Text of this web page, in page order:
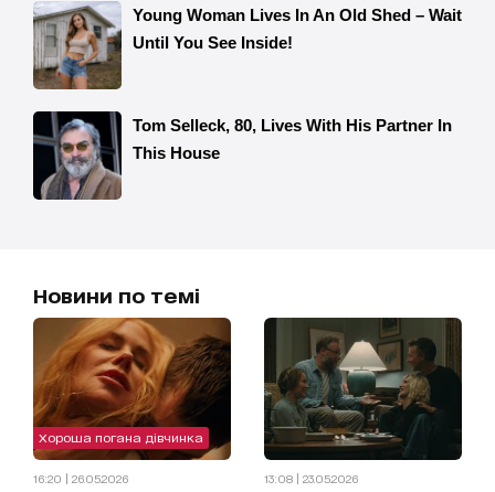
Новини по темі
Хороша погана дівчинка
16:20 | 26.05.2026 13:08 | 23.05.2026